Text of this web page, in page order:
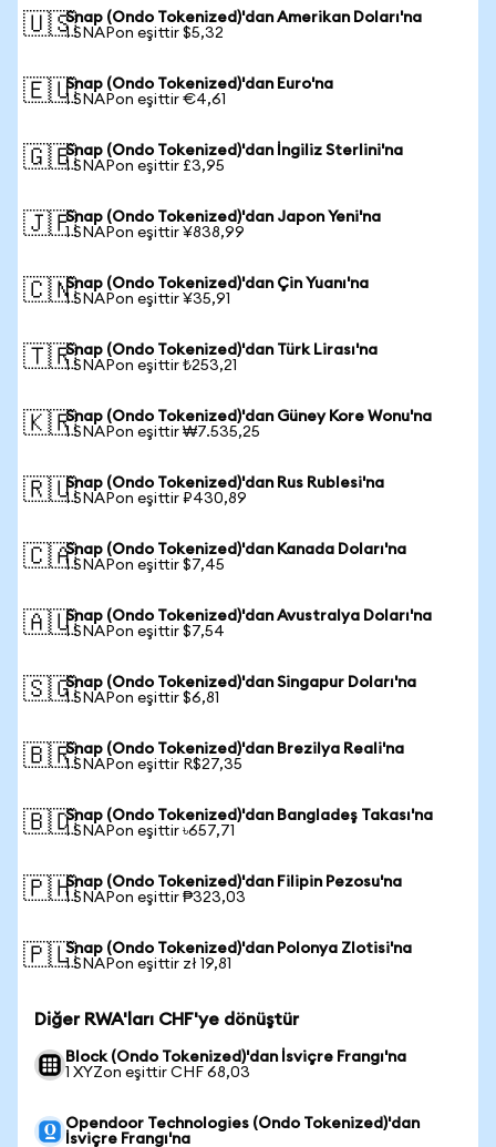
🇺🇸Snap (Ondo Tokenized)'dan Amerikan Doları'na
1 SNAPon eşittir $5,32
🇪🇺Snap (Ondo Tokenized)'dan Euro'na
1 SNAPon eşittir €4,61
🇬🇧Snap (Ondo Tokenized)'dan İngiliz Sterlini'na
1 SNAPon eşittir £3,95
🇯🇵Snap (Ondo Tokenized)'dan Japon Yeni'na
1 SNAPon eşittir ¥838,99
🇨🇳Snap (Ondo Tokenized)'dan Çin Yuanı'na
1 SNAPon eşittir ¥35,91
🇹🇷Snap (Ondo Tokenized)'dan Türk Lirası'na
1 SNAPon eşittir ₺253,21
🇰🇷Snap (Ondo Tokenized)'dan Güney Kore Wonu'na
1 SNAPon eşittir ₩7.535,25
🇷🇺Snap (Ondo Tokenized)'dan Rus Rublesi'na
1 SNAPon eşittir ₽430,89
🇨🇦Snap (Ondo Tokenized)'dan Kanada Doları'na
1 SNAPon eşittir $7,45
🇦🇺Snap (Ondo Tokenized)'dan Avustralya Doları'na
1 SNAPon eşittir $7,54
🇸🇬Snap (Ondo Tokenized)'dan Singapur Doları'na
1 SNAPon eşittir $6,81
🇧🇷Snap (Ondo Tokenized)'dan Brezilya Reali'na
1 SNAPon eşittir R$27,35
🇧🇩Snap (Ondo Tokenized)'dan Bangladeş Takası'na
1 SNAPon eşittir ৳657,71
🇵🇭Snap (Ondo Tokenized)'dan Filipin Pezosu'na
1 SNAPon eşittir ₱323,03
🇵🇱Snap (Ondo Tokenized)'dan Polonya Zlotisi'na
1 SNAPon eşittir zł 19,81
Diğer RWA'ları CHF'ye dönüştür
Block (Ondo Tokenized)'dan İsviçre Frangı'na
1 XYZon eşittir CHF 68,03
Opendoor Technologies (Ondo Tokenized)'dan
İsviçre Frangı'na